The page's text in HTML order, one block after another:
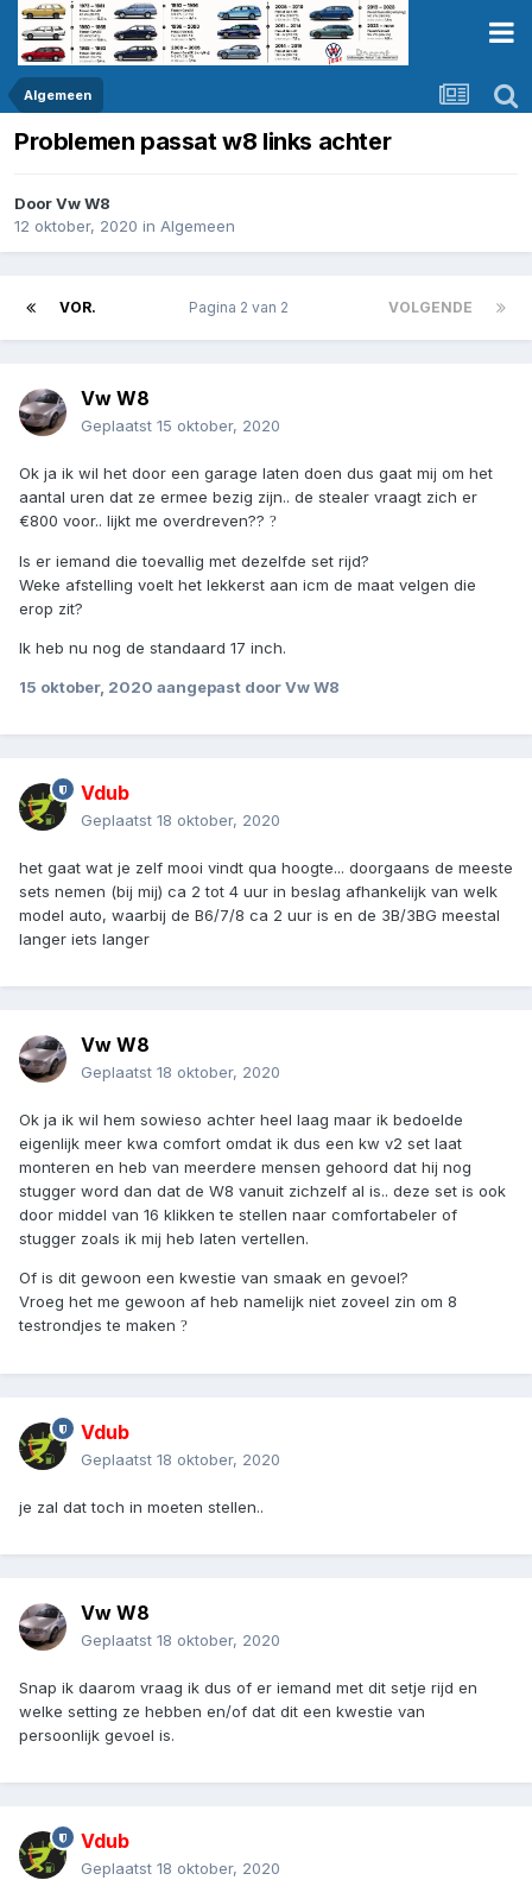
Algemeen
Problemen passat w8 links achter
DoorVw W8
12 oktober, 2020 in Algemeen
VOR. VOLGENDE
Pagina 2 van 2
Vw W8
Geplaatst 15 oktober, 2020
Ok ja ik wil het door een garage laten doen dus gaat mij om het
aantal uren dat ze ermee bezig zijn.. de stealer vraagt zich er
€800 voor.. lijkt me overdreven?? ?
Is er iemand die toevallig met dezelfde set rijd?
Weke afstelling voelt het lekkerst aan icm de maat velgen die
erop zit?
Ik heb nu nog de standaard 17 inch.
15 oktober, 2020 aangepast door Vw W8
Vdub
Geplaatst 18 oktober, 2020
het gaat wat je zelf mooi vindt qua hoogte... doorgaans de meeste
sets nemen (bij mij) ca 2 tot 4 uur in beslag afhankelijk van welk
model auto, waarbij de B6/7/8 ca 2 uur is en de 3B/3BG meestal
langer iets langer
Vw W8
Geplaatst 18 oktober, 2020
Ok ja ik wil hem sowieso achter heel laag maar ik bedoelde
eigenlijk meer kwa comfort omdat ik dus een kw v2 set laat
monteren en heb van meerdere mensen gehoord dat hij nog
stugger word dan dat de W8 vanuit zichzelf al is.. deze set is ook
door middel van 16 klikken te stellen naar comfortabeler of
stugger zoals ik mij heb laten vertellen.
Of is dit gewoon een kwestie van smaak en gevoel?
Vroeg het me gewoon af heb namelijk niet zoveel zin om 8
testrondjes te maken ?
Vdub
Geplaatst 18 oktober, 2020
je zal dat toch in moeten stellen..
Vw W8
Geplaatst 18 oktober, 2020
Snap ik daarom vraag ik dus of er iemand met dit setje rijd en
welke setting ze hebben en/of dat dit een kwestie van
persoonlijk gevoel is.
Vdub
Geplaatst 18 oktober, 2020